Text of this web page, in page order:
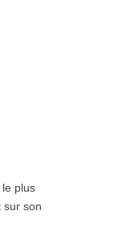
plus
sur son